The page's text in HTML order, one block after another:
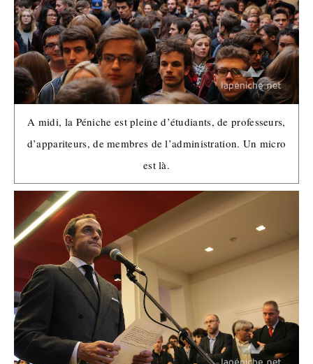
A midi, la Péniche est pleine d’étudiants, de professeurs,
d’appariteurs, de membres de l’administration. Un micro
est là.